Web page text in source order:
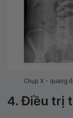
Chụp X - quang
4. Điều trị